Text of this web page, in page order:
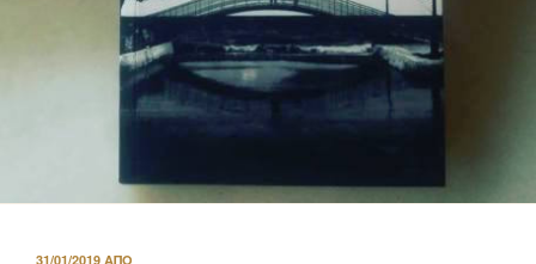
ΔΗΜΟΣΙΕΥΤΗΚΕ
31/01/2019 ΑΠΟ